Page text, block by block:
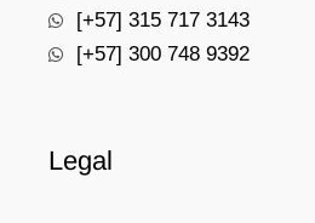
[+57] 315 717 3143
[+57] 300 748 9392
Legal